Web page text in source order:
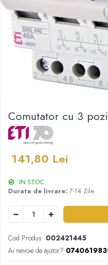
Paneluri LED
Corpuri de iluminat decorativ
interior/exterior
Exterior
Accesorii pentru iluminat
Senzori de miscare, crepusculari
Comutator cu 3
141,80 Lei
IN STOC
Durata de livrare: 7-14 Zile
Cod Produs: 002421445
Ai nevoie de ajutor?